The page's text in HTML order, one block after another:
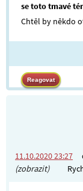
se toto tmavé
Chtěl by někdo
11.10.2020 23:27
(zobrazit)